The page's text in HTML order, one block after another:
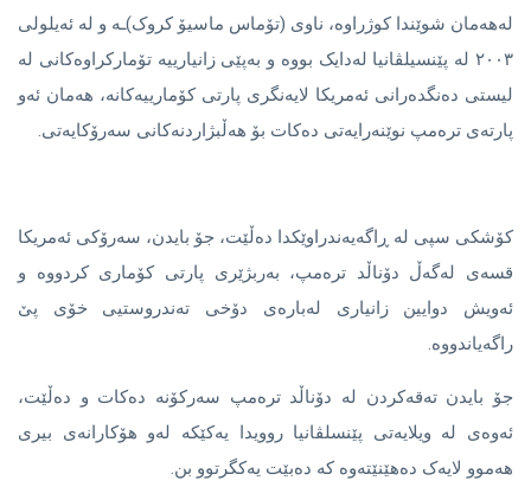
لەهەمان شوێندا کوژراوە، ناوی (تۆماس ماسیۆ کروک)ـە و لە ئەیلولی
٢٠٠٣ لە پێنسیلڤانیا لەدایک بووە و بەپێی زانیارییە تۆمارکراوەکانی لە
لیستی دەنگدەرانی ئەمریکا لایەنگری پارتی کۆمارییەکانە، هەمان ئەو
پارتەی ترەمپ نوێنەرایەتی دەکات بۆ هەڵبژاردنەکانی سەرۆکایەتی.
کۆشکی سپی لە ڕاگەیەندراوێکدا دەڵێت، جۆ بایدن، سەرۆکی ئەمریکا
قسەی لەگەڵ دۆناڵد ترەمپ، بەربژێری پارتی کۆماری کردووە و
ئەویش دوایین زانیاری لەبارەی دۆخی تەندروستیی خۆی پێ
راگەیاندووە.
جۆ بایدن تەقەکردن لە دۆناڵد ترەمپ سەرکۆنە دەکات و دەڵێت،
ئەوەی لە ویلایەتی پێنسلڤانیا روویدا یەکێکە لەو هۆکارانەی بیری
هەموو لایەک دەهێنێتەوە کە دەبێت یەکگرتوو بن.